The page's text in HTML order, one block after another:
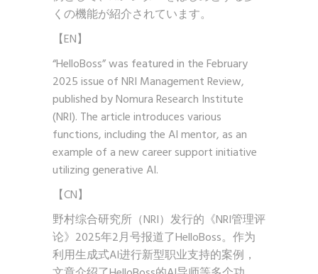
くの機能が紹介されています。
【EN】
“HelloBoss” was featured in the February
2025 issue of NRI Management Review,
published by Nomura Research Institute
(NRI). The article introduces various
functions, including the AI mentor, as an
example of a new career support initiative
utilizing generative AI.
【CN】
野村综合研究所（NRI）发行的《NRI管理评
论》2025年2月号报道了HelloBoss。作为
利用生成式AI进行新型职业支持的案例，